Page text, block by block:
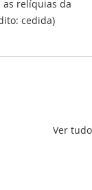
cedida)
Ver tudo